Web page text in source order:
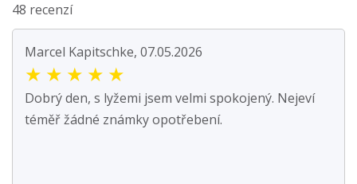
48 recenzí
Marcel Kapitschke, 07.05.2026
★ ★ ★ ★ ★
Dobrý den, s lyžemi jsem velmi spokojený. Nejeví
téměř žádné známky opotřebení.